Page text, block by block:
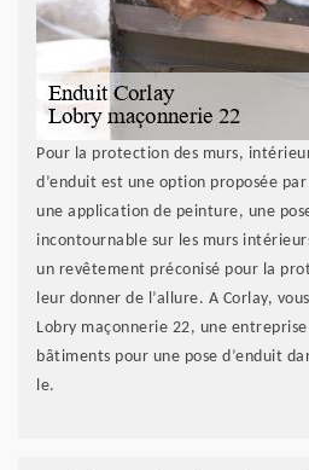
Pour la protection des murs,
d’enduit est une option proposée
une application de peinture, une
incontournable sur les murs
un revêtement préconisé pour la
leur donner de l’allure. A Corlay,
Lobry maçonnerie 22, une
bâtiments pour une pose d’enduit
le.